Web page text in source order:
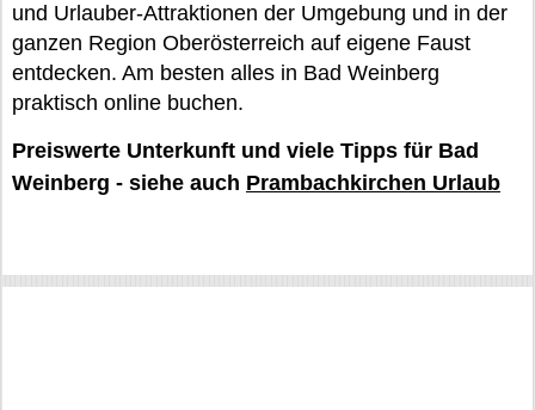
und Urlauber-Attraktionen der Umgebung und in der
ganzen Region Oberösterreich auf eigene Faust
entdecken. Am besten alles in Bad Weinberg
praktisch online buchen.
Preiswerte Unterkunft und viele Tipps für Bad
Weinberg - siehe auch Prambachkirchen Urlaub